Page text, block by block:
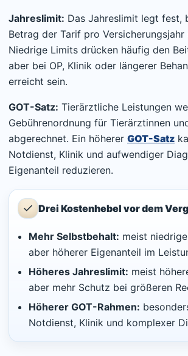
Jahreslimit: Das Jahreslimit legt fest,
Betrag der Tarif pro
Niedrige Limits drücken häufig den
aber bei OP, Klinik oder längerer
erreicht sein.
GOT-Satz: Tierärztliche Leistungen
Gebührenordnung für Tierärztinnen
abgerechnet. Ein höherer GOT-Satz
Notdienst, Klinik und aufwendiger
Eigenanteil reduzieren.
Drei Kostenhebel vor dem
Mehr Selbstbehalt: meist
aber höherer Eigenanteil im
Höheres Jahreslimit: meist
aber mehr Schutz bei größeren
Höherer GOT-Rahmen:
Notdienst, Klinik und komplexer